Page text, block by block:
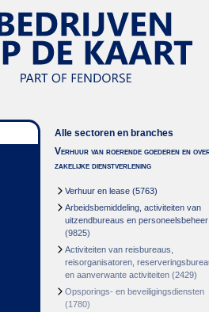
Alle sectoren en branches
Verhuur van roerende goederen en
zakelijke dienstverlening
Verhuur en lease (5763)
Arbeidsbemiddeling, activiteiten van
uitzendbureaus en personeelsbeheer
(9825)
Activiteiten van reisbureaus,
reisorganisatoren,
en aanverwante activiteiten (2429)
Opsporings- en beveiligingsdiensten
(1780)